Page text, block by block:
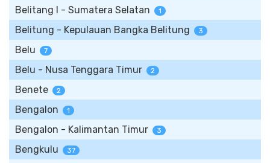
Belitang I - Sumatera Selatan 1
Belitung - Kepulauan Bangka Belitung 3
Belu 7
Belu - Nusa Tenggara Timur 2
Benete 2
Bengalon 1
Bengalon - Kalimantan Timur 3
Bengkulu 37